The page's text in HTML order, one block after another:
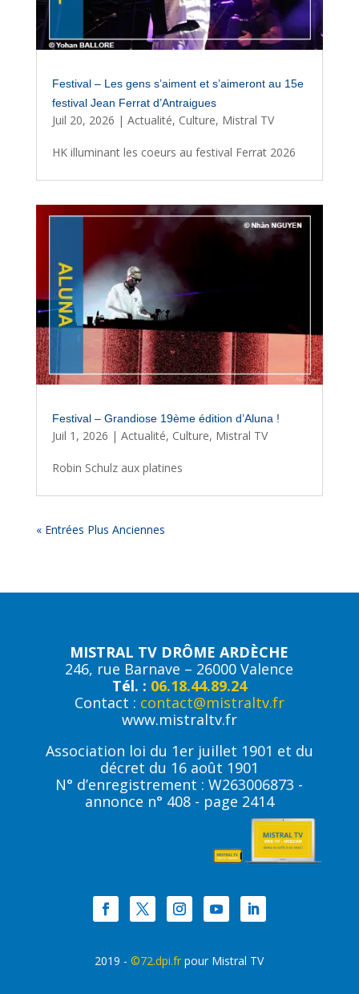
Festival – Les gens s’aiment et s’aimeront au 15e
festival Jean Ferrat d’Antraigues
Juil 20, 2026 | Actualité, Culture, Mistral TV
HK illuminant les coeurs au festival Ferrat 2026
Festival – Grandiose 19ème édition d’Aluna !
Juil 1, 2026 | Actualité, Culture, Mistral TV
Robin Schulz aux platines
« Entrées Plus Anciennes
MISTRAL TV DRÔME ARDÈCHE
246, rue Barnave – 26000 Valence
Tél. : 06.18.44.89.24
Contact : contact@mistraltv.fr
www.mistraltv.fr
Association loi du 1er juillet 1901 et du
décret du 16 août 1901
N° d’enregistrement : W263006873 -
annonce n° 408 - page 2414
2019 -©72.dpi.fr pour Mistral TV